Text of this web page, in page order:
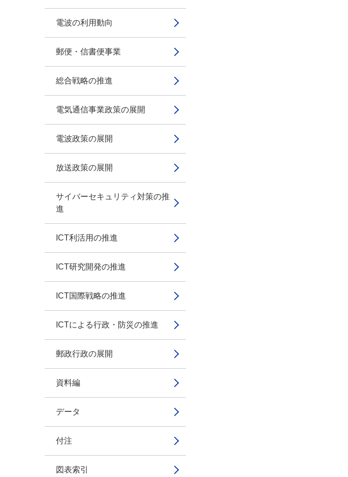
電波の利用動向
郵便・信書便事業
総合戦略の推進
電気通信事業政策の展開
電波政策の展開
放送政策の展開
サイバーセキュリティ対策の推
進
ICT利活用の推進
ICT研究開発の推進
ICT国際戦略の推進
ICTによる行政・防災の推進
郵政行政の展開
資料編
データ
付注
図表索引